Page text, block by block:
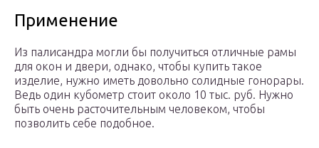
Применение
Из палисандра могли бы получиться отличные рамы
для окон и двери, однако, чтобы купить такое
изделие, нужно иметь довольно солидные гонорары.
Ведь один кубометр стоит около 10 тыс. руб. Нужно
быть очень расточительным человеком, чтобы
позволить себе подобное.